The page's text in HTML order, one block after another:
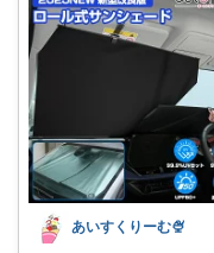
あいすくりーむ🍨